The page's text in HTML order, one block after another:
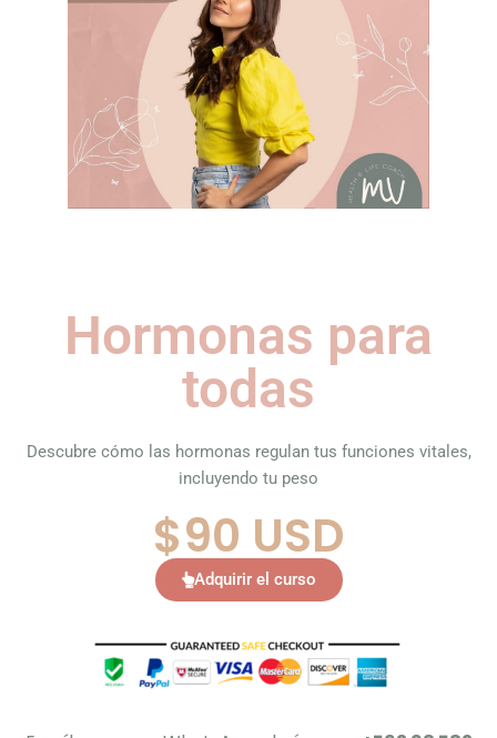
Hormonas para
todas
Descubre cómo las hormonas regulan tus funciones vitales,
incluyendo tu peso
$90 USD
Adquirir el curso